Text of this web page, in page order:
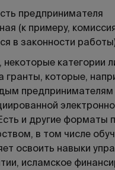
предпринимателя
(к примеру,
в законности
категории
гранты, которые,
предпринимателям
и другие форматы
в том числе
освоить навыки
исламское